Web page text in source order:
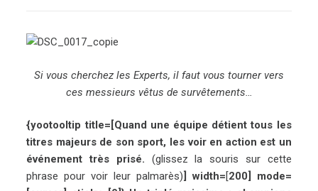
Si vous cherchez les Experts, il faut vous tourner vers
ces messieurs vêtus de survêtements…
{yootooltip title=[Quand une équipe détient tous les
titres majeurs de son sport, les voir en action est un
événement très prisé. (glissez la souris sur cette
phrase pour voir leur palmarès)] width=[200] mode=